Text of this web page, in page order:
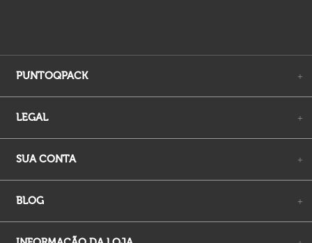
PUNTOQPACK +
LEGAL +
SUA CONTA +
BLOG +